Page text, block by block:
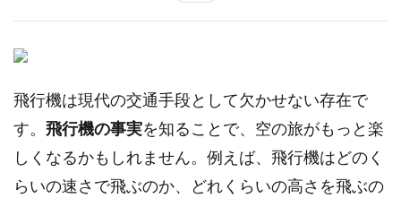
飛行機は現代の交通手段として欠かせない存在で
す。 飛行機の事実を知ることで、空の旅がもっと楽
しくなるかもしれません。例えば、飛行機はどのく
らいの速さで飛ぶのか、どれくらいの高さを飛ぶの